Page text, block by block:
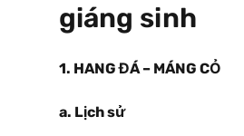
giáng sinh
1. HANG ĐÁ – MÁNG CỎ
a. Lịch sử